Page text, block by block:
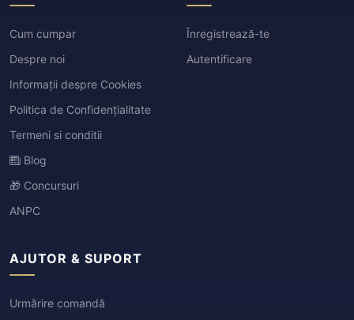
Cum cumpar
Despre noi
Informații despre Cookies
Politica de Confidențialitate
Termeni si conditii
Blog
🎁 Concursuri
ANPC
Înregistrează-te
Autentificare
AJUTOR & SUPORT
Urmărire comandă